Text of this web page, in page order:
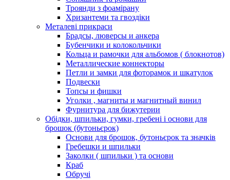
Троянди з фоамірану
Хризантеми та гвоздіки
Металеві прикраси
Брадсы, люверсы и анкера
Бубенчики и колокольчики
Кольца и рамочки для альбомов ( блокнотов)
Металлические коннекторы
Петли и замки для фоторамок и шкатулок
Подвески
Топсы и фишки
Уголки , магниты и магнитный винил
Фурнитура для бижутерии
Обідки, шпильки, гумки, гребені і основи для
брошок (бутоньєрок)
Основи для брошок, бутоньєрок та значків
Гребешки и шпильки
Заколки ( шпильки ) та основи
Краб
Обручі